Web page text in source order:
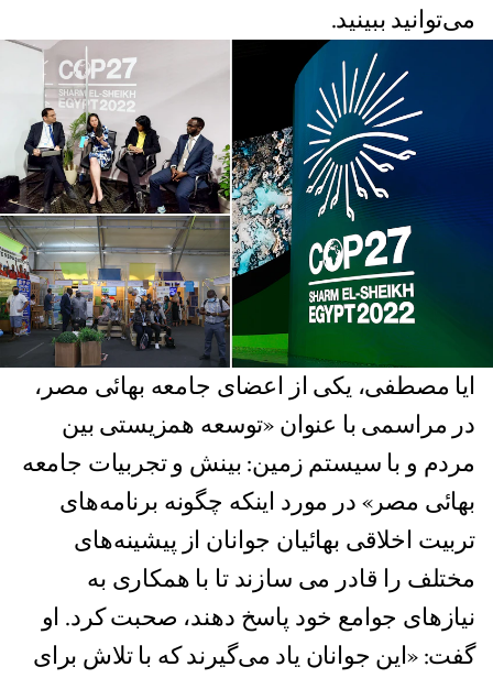
می‌توانید ببینید.
ایا مصطفی، یکی از اعضای جامعه بهائی مصر،
در مراسمی با عنوان «توسعه همزیستی بین
مردم و با سیستم زمین: بینش و تجربیات جامعه
بهائی مصر» در مورد اینکه چگونه برنامه‌های
تربیت اخلاقی بهائیان جوانان از پیشینه‌های
مختلف را قادر می سازند تا با همکاری به
نیازهای جوامع خود پاسخ دهند، صحبت کرد. او
گفت: «این جوانان یاد می‌گیرند که با تلاش برای